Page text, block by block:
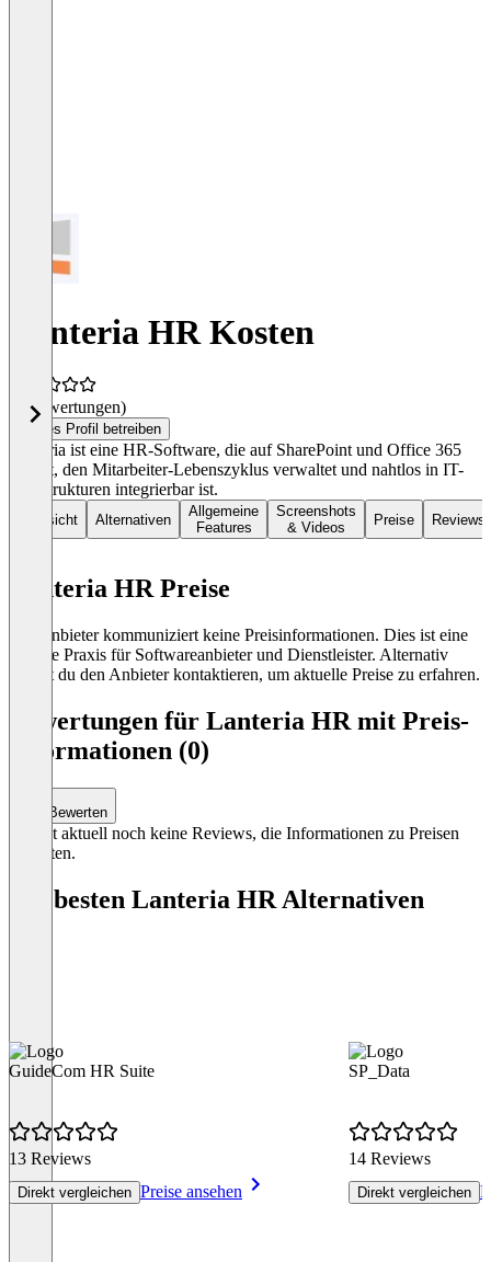
Lanteria HR Kosten
(0 Bewertungen)
Dieses Profil betreiben
Lanteria ist eine HR-Software, die auf SharePoint und Office 365
basiert, den Mitarbeiter-Lebenszyklus verwaltet und nahtlos in IT-
Infrastrukturen integrierbar ist.
Übersicht Alternativen
Allgemeine
Features
Screenshots
& Videos
Preise Reviews
Lanteria HR Preise
Der Anbieter kommuniziert keine Preisinformationen. Dies ist eine
übliche Praxis für Softwareanbieter und Dienstleister. Alternativ
kannst du den Anbieter kontaktieren, um aktuelle Preise zu erfahren.
Bewertungen für Lanteria HR mit Preis-
Informationen (0)
Bewerten
Es gibt aktuell noch keine Reviews, die Informationen zu Preisen
enthalten.
Die besten Lanteria HR Alternativen
GuideCom HR Suite
13 Reviews
Direkt vergleichen Preise ansehen
SP_Data
14 Reviews
Direkt vergleichen